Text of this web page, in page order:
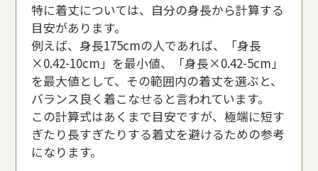
特に着丈については、自分の身長から計算する
目安があります。
例えば、身長175cmの人であれば、「身長
×0.42-10cm」を最小値、「身長×0.42-5cm」
を最大値として、その範囲内の着丈を選ぶと、
バランス良く着こなせると言われています。
この計算式はあくまで目安ですが、極端に短す
ぎたり長すぎたりする着丈を避けるための参考
になります。